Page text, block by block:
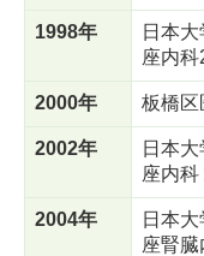
1998年
日本
座内
2000年 板橋区
2002年
日本
座内
2004年
日本
座腎